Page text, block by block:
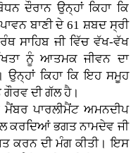
ਦੌਰਾਨ ਉਨ੍ਹਾਂ ਕਿਹਾ ਕਿ
ਬਾਣੀ ਦੇ 61 ਸ਼ਬਦ ਸ੍ਰੀ
ਸਾਹਿਬ ਜੀ ਵਿੱਚ ਵੱਖ-ਵੱਖ
ਨੂੰ ਆਤਮਕ ਜੀਵਨ ਦਾ
ਕਿਹਾ ਕਿ ਇਹ ਸਮੂਹ
ਦੀ ਗੱਲ ਹੈ।
ਪਾਰਲੀਮੈਂਟ ਅਮਨਦੀਪ
ਕਰਦਿਆਂ ਭਗਤ ਨਾਮਦੇਵ ਜੀ
ਕਰਨ ਦੀ ਮੰਗ ਕੀਤੀ। ਇਸ